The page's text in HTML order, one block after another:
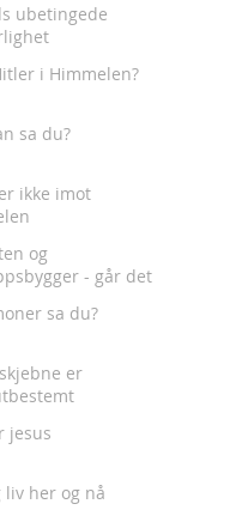
ubetingede
i Himmelen?
sa du?
ikke imot
og
- går det
sa du?
er
jesus
liv her og nå